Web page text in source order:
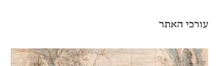
עורכי האתר